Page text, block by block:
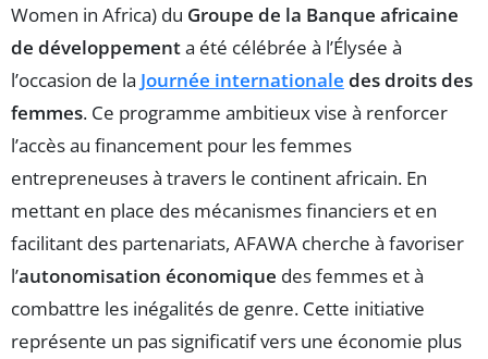
Women in Africa) du Groupe de la Banque africaine
de développementa été célébrée à l’Élysée à
l’occasion de la Journée internationale des droits des
femmes. Ce programme ambitieux vise à renforcer
l’accès au financement pour les femmes
entrepreneuses à travers le continent africain. En
mettant en place des mécanismes financiers et en
facilitant des partenariats, AFAWA cherche à favoriser
l’autonomisation économique des femmes et à
combattre les inégalités de genre. Cette initiative
représente un pas significatif vers une économie plus